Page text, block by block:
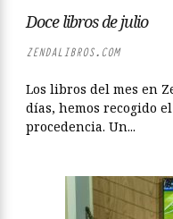
Doce libros de julio
ZENDALIBROS.COM
Los libros del mes en
días, hemos recogido
procedencia. Un...